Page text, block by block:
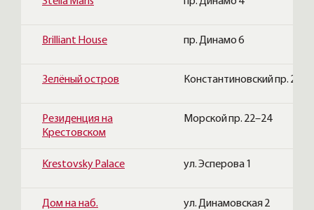
Brilliant House пр. Динамо 6
Зелёный остров Константиновский пр. 26
Резиденция на
Крестовском
Морской пр. 22–24
Krestovsky Palace ул. Эсперова 1
Дом на наб.
ул. Динамовская 2